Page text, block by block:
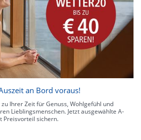
an Bord voraus!
Ihrer Zeit für Genuss, Wohlgefühl und
Lieblingsmenschen. Jetzt ausgewählte A-
Preisvorteil sichern.